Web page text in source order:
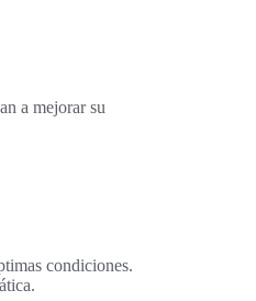
a mejorar su
condiciones.